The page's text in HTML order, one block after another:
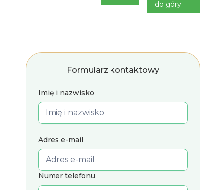
do góry
Formularz kontaktowy
Imię i nazwisko
Adres e-mail
Numer telefonu